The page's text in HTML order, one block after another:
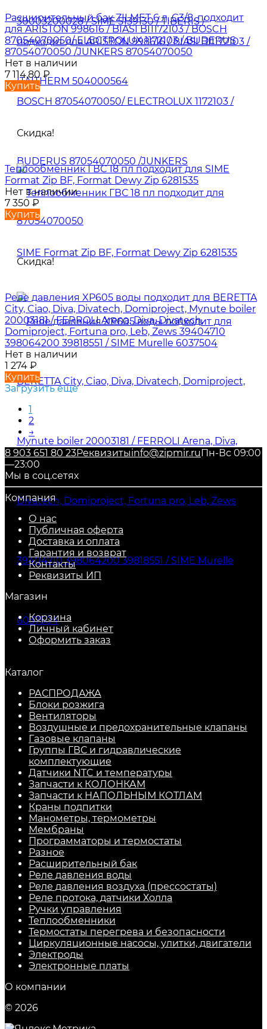
Расширительный бак ZILMET 6 л, G3/8, подходит
для ARISTON 998616 / BIASI BI1172103 / BOSCH
87054070050/ ELECTROLUX 1172103 / BUDERUS
87054070050 /JUNKERS 87054070050
Нет в наличии
7 114,80₽
Купить
Скидка!
Теплообменник ГВС 18 пл подходит для SIME
Format Zip BF, Format Dewy Zip 6281535
Нет в наличии
7 350 ₽
Купить
Скидка!
Реле давления XP605 воды подходит для BERETTA
City, Ciao, Diva, Divatech, Domiproject, Mynute boiler
20003181 / FERROLI Arena, Diva, Divatech,
Domiproject, Fortuna pro, Leb, Zews 39404710
398064200 39818551 / SIME Murelle 6037504
Нет в наличии
1 274 ₽
Купить
Загрузить еще
1
2
→
8 903 651 80 23Реквизитыinfo@zipmir.ruПн-Вс 09:00
—23:00
Мы в соц.сетях
Компания
О нас
Публичная оферта
Доставка и оплата
Гарантия и возврат
Контакты
Реквизиты ИП
Магазин
Корзина
Личный кабинет
Оформить заказ
Каталог
РАСПРОДАЖА
Блоки розжига
Вентиляторы
Воздушные и предохранительные клапаны
Газовые клапаны
Группы ГВС и гидравлические
комплектующие
Датчики NTC и температуры
Запчасти к КОЛОНКАМ
Запчасти к НАПОЛЬНЫМ КОТЛАМ
Краны подпитки
Манометры, термометры
Мембраны
Программаторы и термостаты
Разное
Расширительный бак
Реле давления воды
Реле давления воздуха (прессостаты)
Реле протока, датчики Холла
Ручки управления
Теплообменники
Термостаты перегрева и безопасности
Циркуляционные насосы, улитки, двигатели
Электроды
Электронные платы
О компании
© 2026